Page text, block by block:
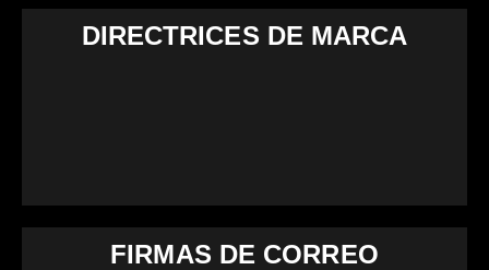
DIRECTRICES DE MARCA
FIRMAS DE CORREO